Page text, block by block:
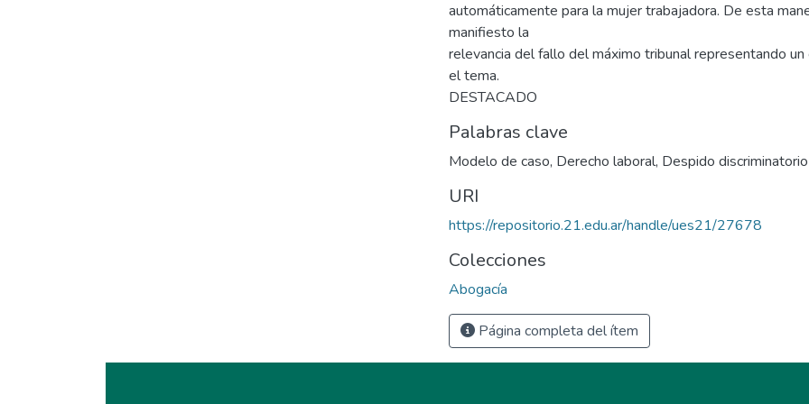
automáticamente para la mujer trabajadora. De esta
manifiesto la
relevancia del fallo del máximo tribunal representando
el tema.
DESTACADO
Palabras clave
Modelo de caso, Derecho laboral, Despido discriminatorio
URI
https://repositorio.21.edu.ar/handle/ues21/27678
Colecciones
Abogacía
Página completa del ítem